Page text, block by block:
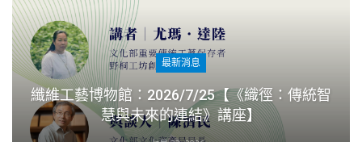
最新消息
纖維工藝博物館：2026/7/25【《織徑：傳統智
慧與未來的連結》講座】